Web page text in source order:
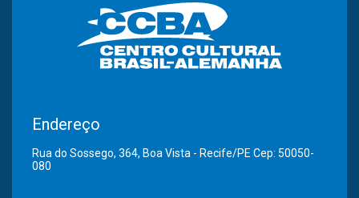
Endereço
Rua do Sossego, 364, Boa Vista - Recife/PE Cep: 50050-
080